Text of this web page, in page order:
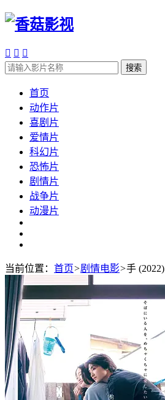
  
搜索
首页
动作片
喜剧片
爱情片
科幻片
恐怖片
剧情片
战争片
动漫片
当前位置： 首页>剧情电影>手 (2022)